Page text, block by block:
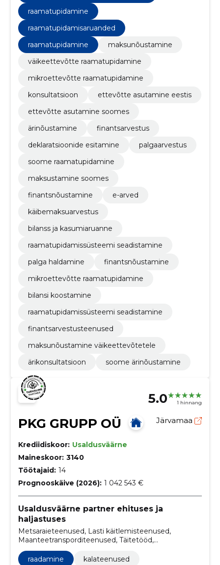
raamatupidamine
raamatupidamisaruanded
raamatupidamine
maksunõustamine
väikeettevõtte raamatupidamine
mikroettevõtte raamatupidamine
konsultatsioon
ettevõtte asutamine eestis
ettevõtte asutamine soomes
ärinõustamine
finantsarvestus
deklaratsioonide esitamine
palgaarvestus
soome raamatupidamine
maksustamine soomes
finantsnõustamine
e-arved
käibemaksuarvestus
bilanss ja kasumiaruanne
raamatupidamissüsteemi seadistamine
palga haldamine
finantsnõustamine
mikroettevõtte raamatupidamine
bilansi koostamine
raamatupidamissüsteemi seadistamine
finantsarvestusteenused
maksunõustamine väikeettevõtetele
ärikonsultatsioon
soome ärinõustamine
5.0 1 hinnang
PKG GRUPP OÜ Järvamaa
Krediidiskoor: Usaldusväärne
Maineskoor: 3140
Töötajaid: 14
Prognooskäive (2026): 1 042 543 €
Usaldusväärne partner ehituses ja
haljastuses
Metsaraieteenused, Lasti käitlemisteenused,
Maanteetransporditeenused, Täitetööd,
Kraavikaevetööd, Maaparandustööd
raadamine
kalateenused